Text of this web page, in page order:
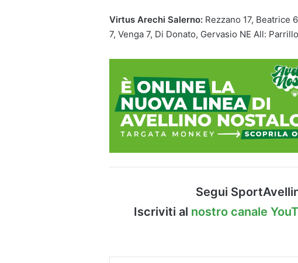
Virtus Arechi Salerno: Rezzano 17, Beatrice
7, Venga 7, Di Donato, Gervasio NE All: Parrillo
Segui
Iscriviti al nostro canale